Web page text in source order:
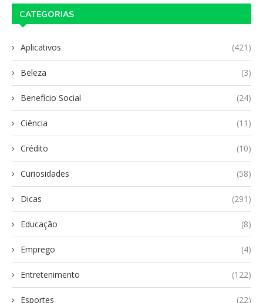
CATEGORIAS
Aplicativos (421)
Beleza (3)
Benefício Social (24)
Ciência (11)
Crédito (10)
Curiosidades (58)
Dicas (291)
Educação (8)
Emprego (4)
Entretenimento (122)
Esportes (22)